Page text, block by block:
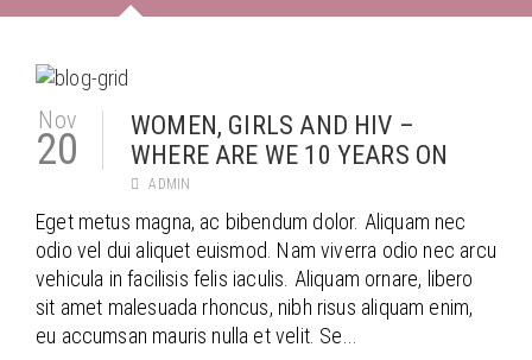
Nov
20
WOMEN, GIRLS AND HIV –
WHERE ARE WE 10 YEARS ON
ADMIN
Eget metus magna, ac bibendum dolor. Aliquam nec
odio vel dui aliquet euismod. Nam viverra odio nec arcu
vehicula in facilisis felis iaculis. Aliquam ornare, libero
sit amet malesuada rhoncus, nibh risus aliquam enim,
eu accumsan mauris nulla et velit. Se...